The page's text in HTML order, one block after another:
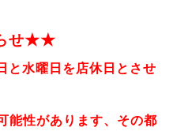
せ★★
と水曜日を店休日とさせ
能性があります、その都